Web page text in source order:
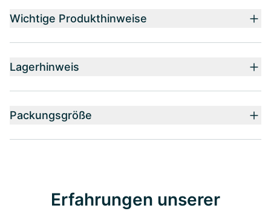
Wichtige Produkthinweise
Lagerhinweis
Packungsgröße
Erfahrungen unserer